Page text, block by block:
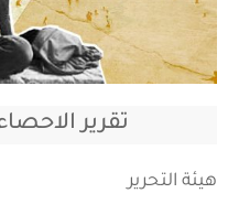
تقرير
هيئة التحرير